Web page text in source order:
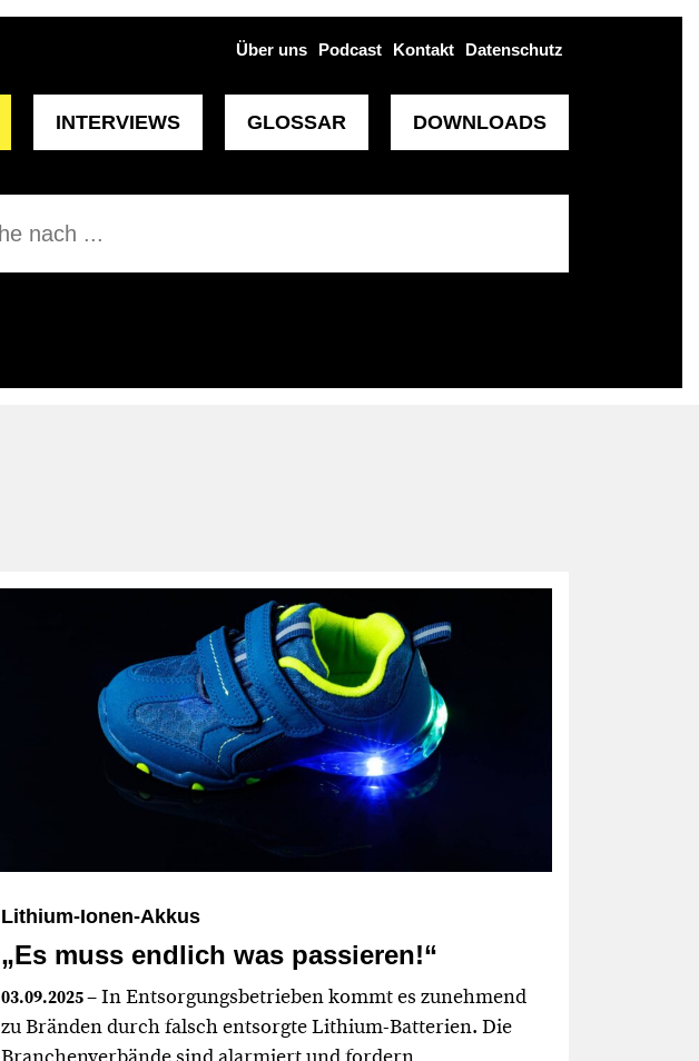
Über uns Podcast Kontakt Datenschutz
INTERVIEWS GLOSSAR DOWNLOADS
Lithium-Ionen-Akkus
„Es muss endlich was passieren!“
03.09.2025– In Entsorgungsbetrieben kommt es zunehmend
zu Bränden durch falsch entsorgte Lithium-Batterien. Die